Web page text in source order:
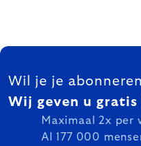
FOOTER
Wil je je
Wij geven u gratis
Maximaal 2x per
Al 177 000